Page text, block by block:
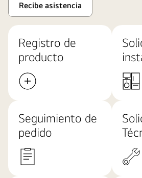
Recibe asistencia
Registro de
producto
Seguimiento de
pedido